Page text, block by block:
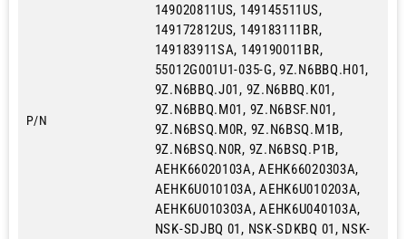
P/N
149020811US, 149145511US,
149172812US, 149183111BR,
149183911SA, 149190011BR,
55012G001U1-035-G, 9Z.N6BBQ.H01,
9Z.N6BBQ.J01, 9Z.N6BBQ.K01,
9Z.N6BBQ.M01, 9Z.N6BSF.N01,
9Z.N6BSQ.M0R, 9Z.N6BSQ.M1B,
9Z.N6BSQ.N0R, 9Z.N6BSQ.P1B,
AEHK66020103A, AEHK66020303A,
AEHK6U010103A, AEHK6U010203A,
AEHK6U010303A, AEHK6U040103A,
NSK-SDJBQ 01, NSK-SDKBQ 01, NSK-